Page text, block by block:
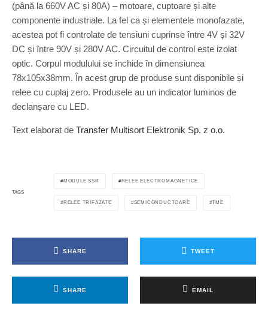
(până la 660V AC și 80A) – motoare, cuptoare și alte
componente industriale. La fel ca și elementele monofazate,
acestea pot fi controlate de tensiuni cuprinse între 4V și 32V
DC și între 90V și 280V AC. Circuitul de control este izolat
optic. Corpul modulului se închide în dimensiunea
78x105x38mm. În acest grup de produse sunt disponibile și
relee cu cuplaj zero. Produsele au un indicator luminos de
declanșare cu LED.
Text elaborat de Transfer Multisort Elektronik Sp. z o.o.
TAGS
MODULE SSR RELEE ELECTROMAGNETICE
RELEE TRIFAZATE SEMICONDUCTOARE TME
SHARE TWEET
SHARE EMAIL